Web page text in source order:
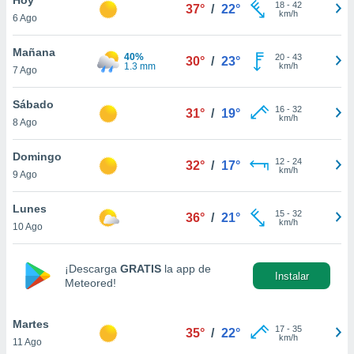
y
en
más
de
cookies
aceptar
6 Ago
37° / 22° 18- 42
km/h
Mañana
7 Ago
40%
1.3 mm
30° / 23° 20- 43
km/h
Sábado
8 Ago
31° / 19° 16- 32
km/h
Domingo
9 Ago
32° / 17° 12- 24
km/h
Lunes
10 Ago
36° / 21° 15- 32
km/h
¡Descarga GRATIS la app de
Meteored!
Instalar
Martes
11 Ago
35° / 22° 17- 35
km/h